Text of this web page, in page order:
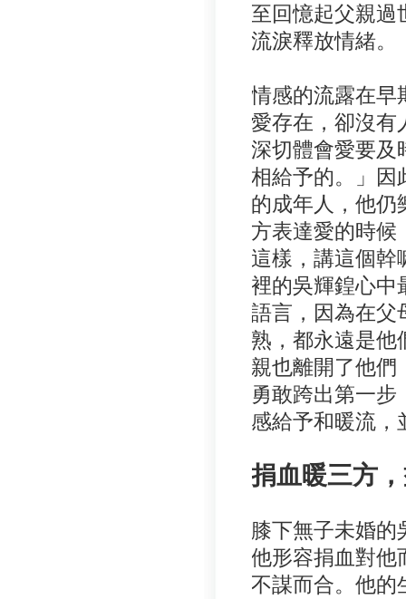
至回憶起父親過
流淚釋放情緒。
情感的流露在早
愛存在，卻沒有
深切體會愛要及
相給予的。」因
的成年人，他仍
方表達愛的時候
這樣，講這個幹
裡的吳輝鍠心中
語言，因為在父
熟，都永遠是他
親也離開了他們
勇敢跨出第一
感給予和暖流，
捐血暖三方
膝下無子未婚的
他形容捐血對他
不謀而合。他的